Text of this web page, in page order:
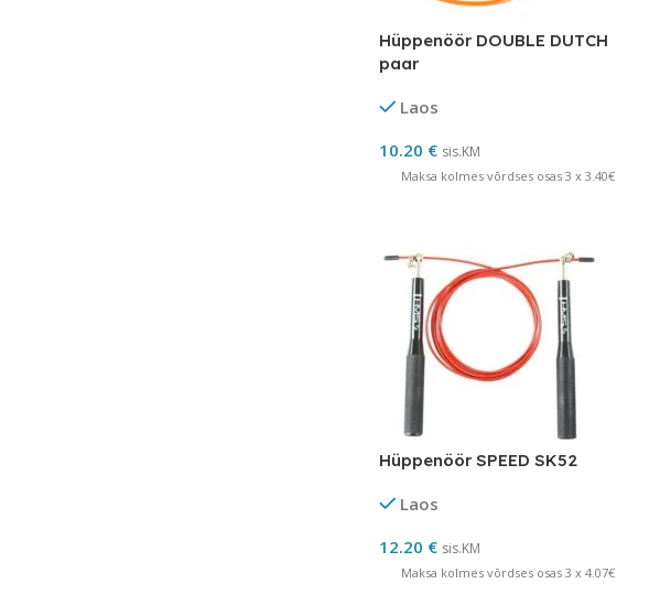
Hüppenöör DOUBLE DUTCH
paar
Laos
10.20 € sis.KM
Maksa kolmes võrdses osas 3 x 3.40€
Hüppenöör SPEED SK52
Laos
12.20 € sis.KM
Maksa kolmes võrdses osas 3 x 4.07€